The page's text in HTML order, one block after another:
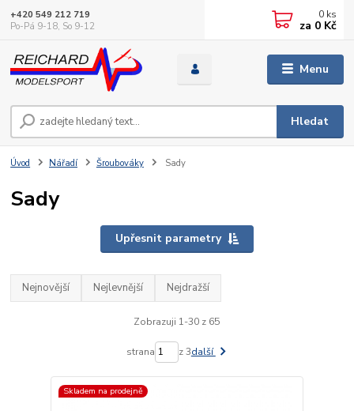
Menu
Hledat
+420 549 212 719
Po-Pá 9-18, So 9-12
0 ks
za 0 Kč
Úvod Nářadí Šroubováky Sady
Sady
Upřesnit parametry
Nejnovější Nejlevnější Nejdražší
Zobrazuji 1-30 z 65
strana z 3další
Skladem na prodejně